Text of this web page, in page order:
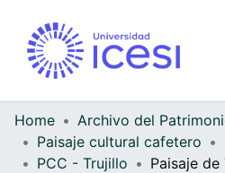
Home
Paisaje cultural cafetero
PCC - Trujillo
Paisaje de